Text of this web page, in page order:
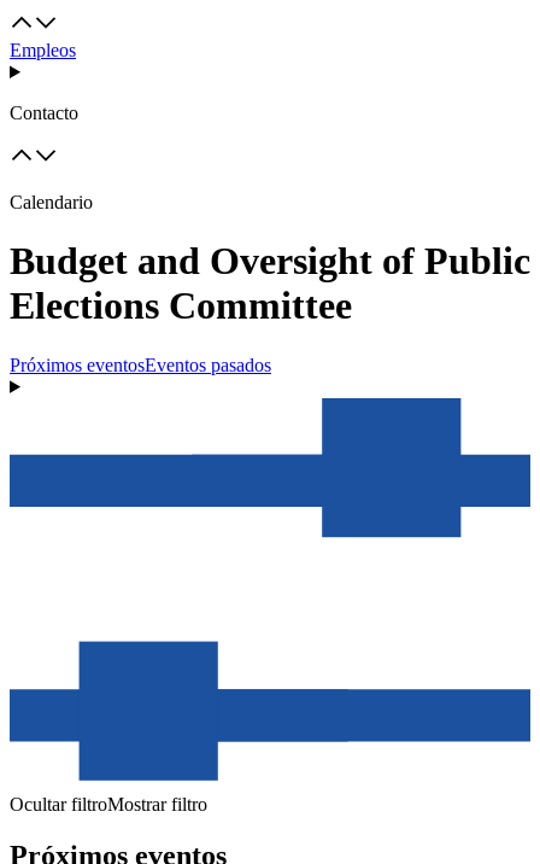
Empleos
Contacto
Calendario
Budget and Oversight of Public
Elections Committee
Próximos eventosEventos pasados
Ocultar filtroMostrar filtro
Próximos eventos